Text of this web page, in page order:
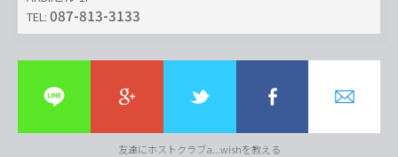
TEL: 087-813-3133
友達にホストクラブa...wishを教える